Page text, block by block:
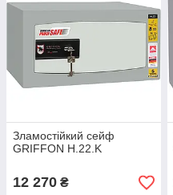
Зламостійкий сейф
GRIFFON H.22.K
12 270 ₴